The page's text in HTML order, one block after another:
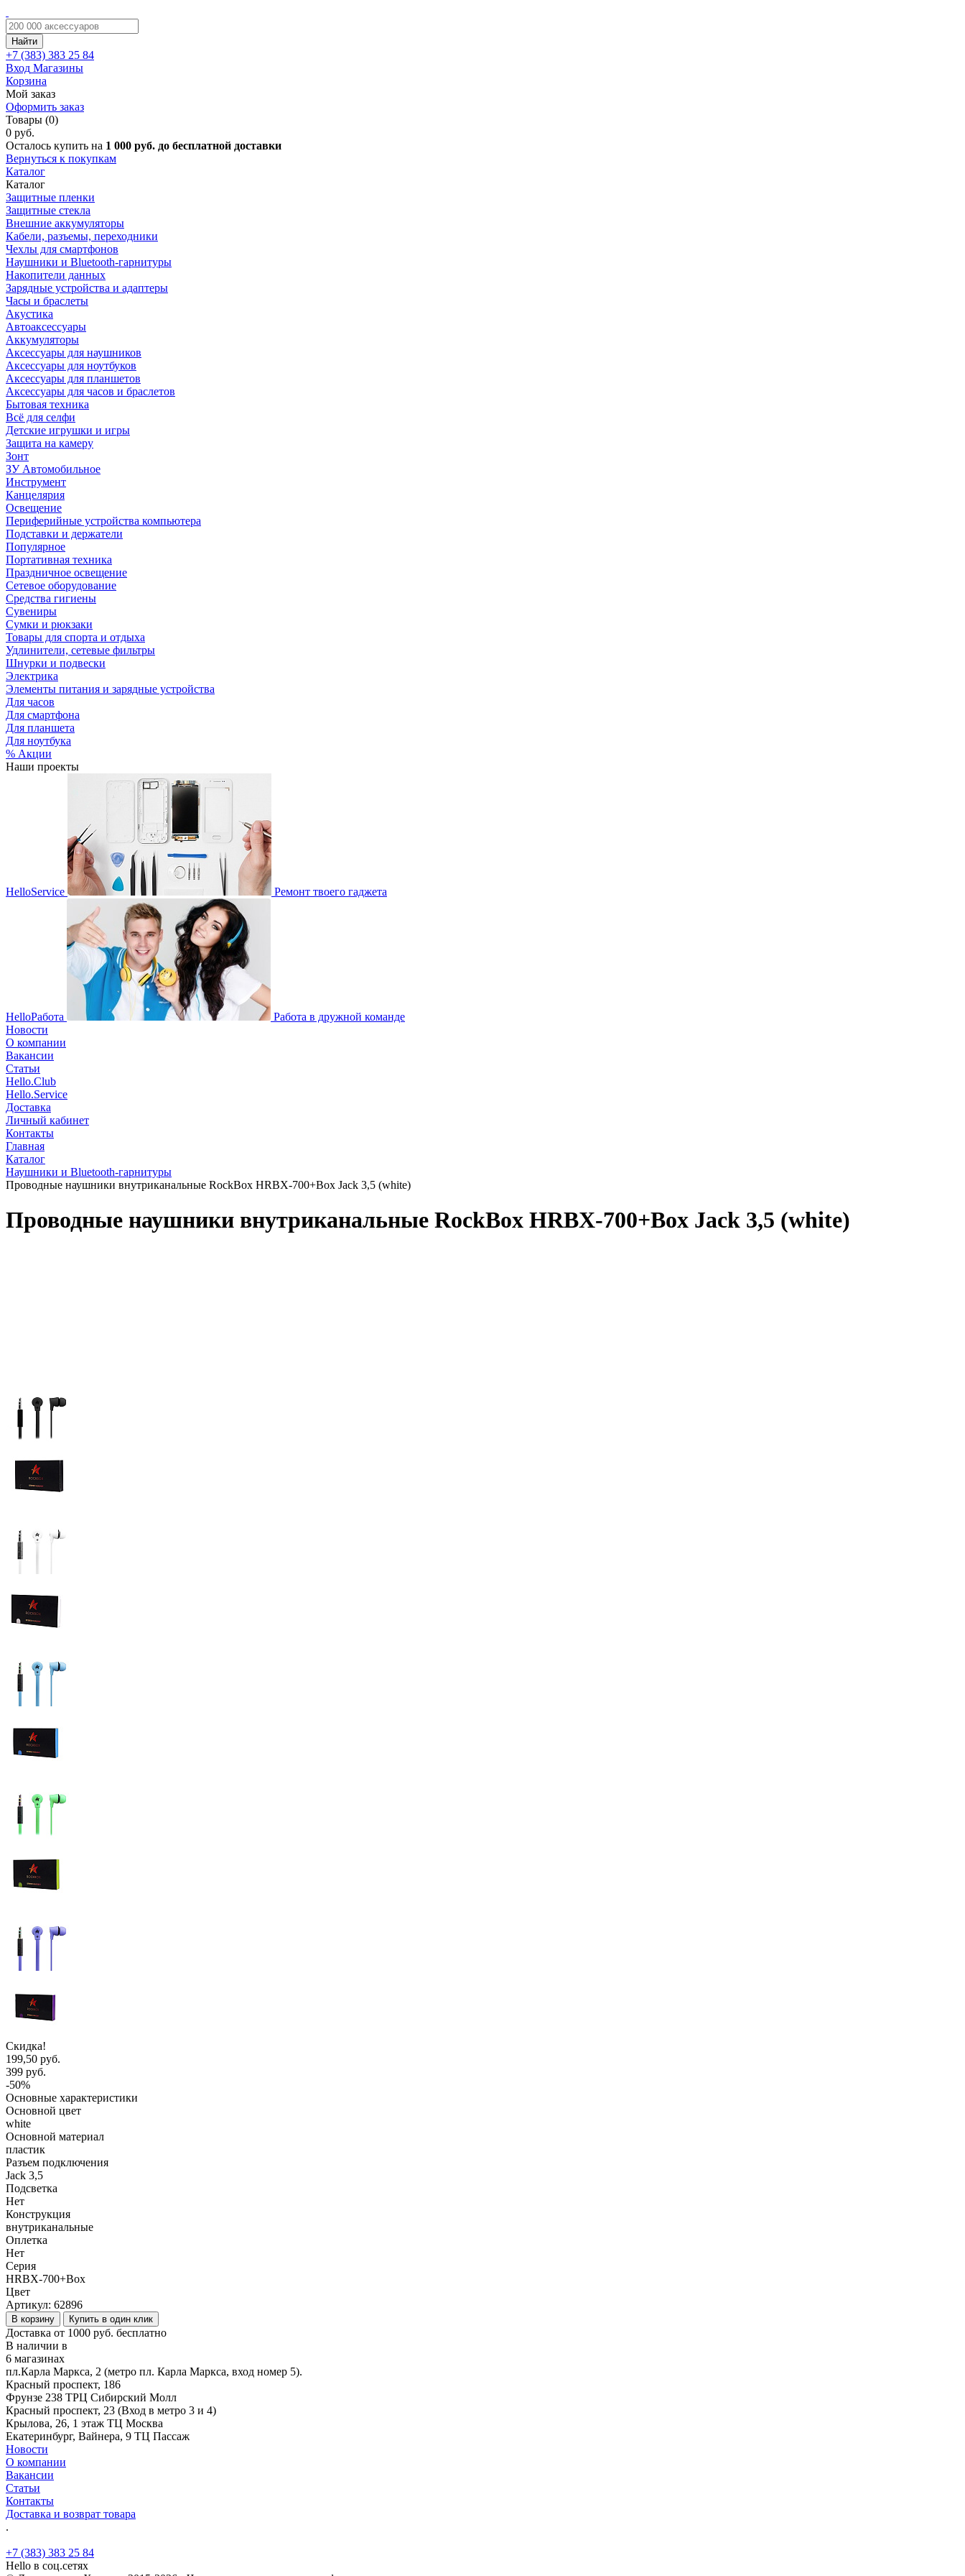
Найти
+7 (383) 383 25 84
Вход Магазины
Корзина
Мой заказ
Оформить заказ
Товары (0)
0 руб.
Осталось купить на 1 000 руб. до бесплатной доставки
Вернуться к покупкам
Каталог
Каталог
Защитные пленки
Защитные стекла
Внешние аккумуляторы
Кабели, разъемы, переходники
Чехлы для смартфонов
Наушники и Bluetooth-гарнитуры
Накопители данных
Зарядные устройства и адаптеры
Часы и браслеты
Акустика
Автоаксессуары
Аккумуляторы
Аксессуары для наушников
Аксессуары для ноутбуков
Аксессуары для планшетов
Аксессуары для часов и браслетов
Бытовая техника
Всё для селфи
Детские игрушки и игры
Защита на камеру
Зонт
ЗУ Автомобильное
Инструмент
Канцелярия
Освещение
Периферийные устройства компьютера
Подставки и держатели
Популярное
Портативная техника
Праздничное освещение
Сетевое оборудование
Средства гигиены
Сувениры
Сумки и рюкзаки
Товары для спорта и отдыха
Удлинители, сетевые фильтры
Шнурки и подвески
Электрика
Элементы питания и зарядные устройства
Для часов
Для смартфона
Для планшета
Для ноутбука
% Акции
Наши проекты
HelloService Ремонт твоего гаджета
HelloРабота
Работа в дружной команде
Новости
О компании
Вакансии
Статьи
Hello.Club
Hello.Service
Доставка
Личный кабинет
Контакты
Главная
Каталог
Наушники и Bluetooth-гарнитуры
Проводные наушники внутриканальные RockBox HRBX-700+Box Jack 3,5 (white)
Проводные наушники внутриканальные RockBox HRBX-700+Box Jack 3,5 (white)
Скидка!
199,50 руб.
399 руб.
-50%
Основные характеристики
Основной цвет
white
Основной материал
пластик
Разъем подключения
Jack 3,5
Подсветка
Нет
Конструкция
внутриканальные
Оплетка
Нет
Серия
HRBX-700+Box
Цвет
Артикул: 62896
В корзину Купить в один клик
Доставка от 1000 руб. бесплатно
В наличии в
6 магазинах
пл.Карла Маркса, 2 (метро пл. Карла Маркса, вход номер 5).
Красный проспект, 186
Фрунзе 238 ТРЦ Сибирский Молл
Красный проспект, 23 (Вход в метро 3 и 4)
Крылова, 26, 1 этаж ТЦ Москва
Екатеринбург, Вайнера, 9 ТЦ Пассаж
Новости
О компании
Вакансии
Статьи
Контакты
Доставка и возврат товара
.
+7 (383) 383 25 84
Hello в соц.сетях